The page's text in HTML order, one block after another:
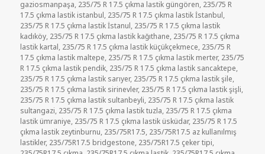
gaziosmanpaşa, 235/75 R 17.5 çıkma lastik güngören, 235/75 R
17.5 çıkma lastik istanbul, 235/75 R 17.5 çıkma lastik İstanbul,
235/75 R 17.5 çıkma lastik İstanul, 235/75 R 17.5 çıkma lastik
kadıköy, 235/75 R 17.5 çıkma lastik kağıthane, 235/75 R 17.5 çıkma
lastik kartal, 235/75 R 17.5 çıkma lastik küçükçekmece, 235/75 R
17.5 çıkma lastik maltepe, 235/75 R 17.5 çıkma lastik merter, 235/75
R 17.5 çıkma lastik pendik, 235/75 R 17.5 çıkma lastik sancaktepe,
235/75 R 17.5 çıkma lastik sarıyer, 235/75 R 17.5 çıkma lastik şile,
235/75 R 17.5 çıkma lastik sirinevler, 235/75 R 17.5 çıkma lastik şişli,
235/75 R 17.5 çıkma lastik sultanbeyli, 235/75 R 17.5 çıkma lastik
sultangazi, 235/75 R 17.5 çıkma lastik tuzla, 235/75 R 17.5 çıkma
lastik ümraniye, 235/75 R 17.5 çıkma lastik üsküdar, 235/75 R 17.5
çıkma lastik zeytinburnu, 235/75R17.5, 235/75R17.5 az kullanılmış
lastikler, 235/75R17.5 bridgestone, 235/75R17.5 çeker tipi,